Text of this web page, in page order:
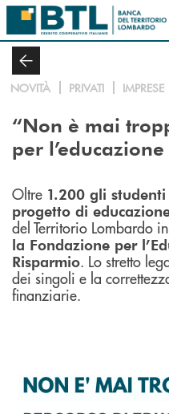
Salta al contenuto principale
NOVITÀ PRIVATI IMPRESE
“Non è mai
per
Oltre 1.200 gli
progetto di
del Territorio Lombardo
la Fondazione per
Risparmio. Lo stretto
dei singoli e la
finanziarie.